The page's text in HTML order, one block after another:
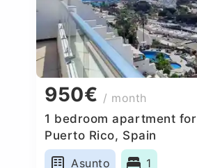
950€ / month
1 bedroom apartment
Puerto Rico, Spain
Asunto
1